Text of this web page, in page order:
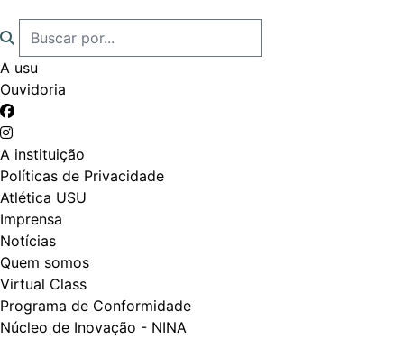
A usu
Ouvidoria
A instituição
Políticas de Privacidade
Atlética USU
Imprensa
Notícias
Quem somos
Virtual Class
Programa de Conformidade
Núcleo de Inovação - NINA